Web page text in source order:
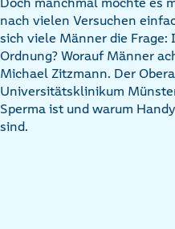
nach vielen Versuchen
sich viele Männer die
Ordnung? Worauf Männer
Michael Zitzmann. Der
Universitätsklinikum
Sperma ist und warum
sind.